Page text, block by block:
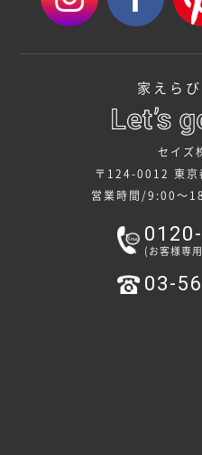
家えら
セイズ
〒124-0012 東京
営業時間/9:00～
(お客様専
03-